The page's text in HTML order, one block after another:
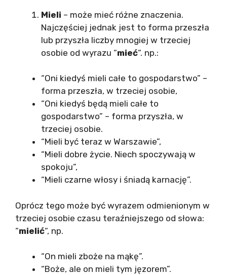
Mieli – może mieć różne znaczenia.
Najczęściej jednak jest to forma przeszła
lub przyszła liczby mnogiej w trzeciej
osobie od wyrazu “mieć“. np.:
“Oni kiedyś mieli całe to gospodarstwo” –
forma przeszła, w trzeciej osobie,
“Oni kiedyś będą mieli całe to
gospodarstwo” – forma przyszła, w
trzeciej osobie.
“Mieli być teraz w Warszawie”,
“Mieli dobre życie. Niech spoczywają w
spokoju”,
“Mieli czarne włosy i śniadą karnację”.
Oprócz tego może być wyrazem odmienionym w
trzeciej osobie czasu teraźniejszego od słowa:
“mielić“, np.
“On mieli zboże na mąkę”.
“Boże, ale on mieli tym jęzorem”.